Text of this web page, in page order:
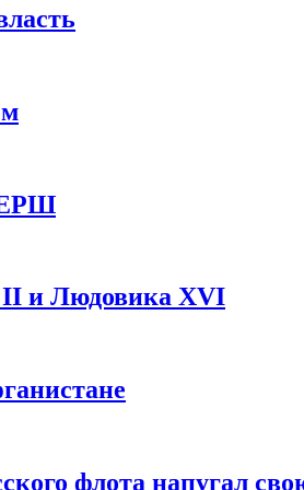
II и Людовика XVI
флота напугал